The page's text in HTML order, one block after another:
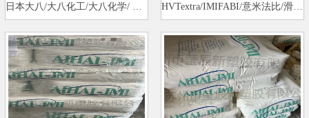
HVTextra/IMIFABI/意米法比/滑石…